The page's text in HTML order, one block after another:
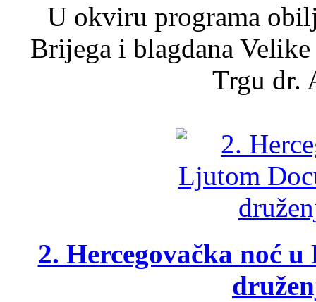
U okviru programa
Brijega i blagdana
Trgu dr.
2. Hercegovačka noć